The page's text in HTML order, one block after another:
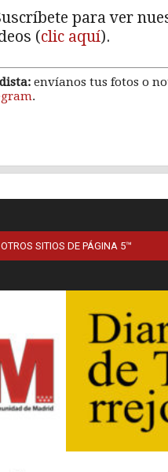
OTROS SITIOS DE PÁGINA 5™